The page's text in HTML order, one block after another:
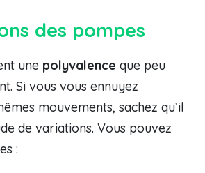
des pompes
une polyvalence que peu
Si vous vous ennuyez
mouvements, sachez qu’il
de variations. Vous pouvez
: